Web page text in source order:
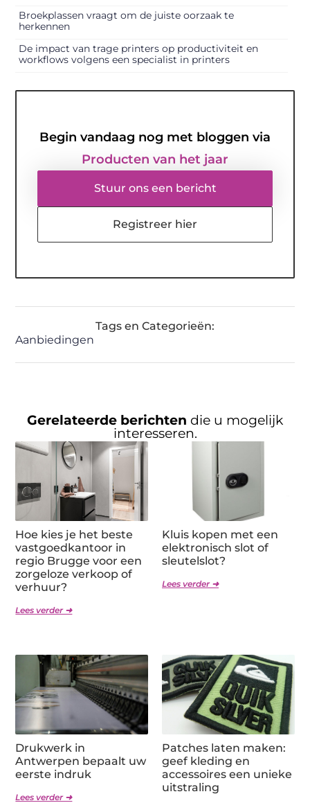
Broekplassen vraagt om de juiste oorzaak te
herkennen
De impact van trage printers op productiviteit en
workflows volgens een specialist in printers
Begin vandaag nog met bloggen via
Producten van het jaar
Stuur ons een bericht
Registreer hier
Tags en Categorieën:
Aanbiedingen
Gerelateerde berichten die u mogelijk
interesseren.
Hoe kies je het beste
vastgoedkantoor in
regio Brugge voor een
zorgeloze verkoop of
verhuur?
Lees verder ➜
Kluis kopen met een
elektronisch slot of
sleutelslot?
Lees verder ➜
Drukwerk in
Antwerpen bepaalt uw
eerste indruk
Lees verder ➜
Patches laten maken:
geef kleding en
accessoires een unieke
uitstraling